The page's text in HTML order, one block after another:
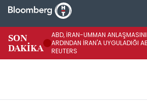
SON
DAKİKA
ABD, İRAN-UMMAN
ARDINDAN İRAN'A UYGULADIĞI
REUTERS